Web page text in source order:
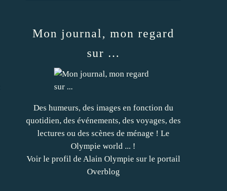
Mon journal, mon regard
sur ...
Des humeurs, des images en fonction du
quotidien, des événements, des voyages, des
lectures ou des scènes de ménage ! Le
Olympie world ... !
Voir le profil de Alain Olympie sur le portail
Overblog